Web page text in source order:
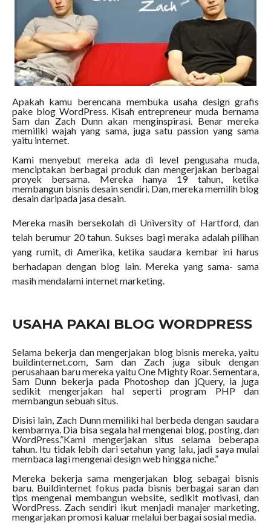
Apakah kamu berencana membuka usaha design grafis
pake blog WordPress. Kisah entrepreneur muda bernama
Sam dan Zach Dunn akan menginspirasi. Benar mereka
memiliki wajah yang sama, juga satu passion yang sama
yaitu internet.
Kami menyebut mereka ada di level pengusaha muda,
menciptakan berbagai produk dan mengerjakan berbagai
proyek bersama. Mereka hanya 19 tahun, ketika
membangun bisnis desain sendiri. Dan, mereka memilih blog
desain daripada jasa desain.
Mereka masih bersekolah di University of Hartford, dan
telah berumur 20 tahun. Sukses bagi meraka adalah pilihan
yang rumit, di Amerika, ketika saudara kembar ini harus
berhadapan dengan blog lain. Mereka yang sama- sama
masih mendalami internet marketing.
USAHA PAKAI BLOG WORDPRESS
Selama bekerja dan mengerjakan blog bisnis mereka, yaitu
buildinternet.com, Sam dan Zach juga sibuk dengan
perusahaan baru mereka yaitu One Mighty Roar. Sementara,
Sam Dunn bekerja pada Photoshop dan jQuery, ia juga
sedikit mengerjakan hal seperti program PHP dan
membangun sebuah situs.
Disisi lain, Zach Dunn memiliki hal berbeda dengan saudara
kembarnya. Dia bisa segala hal mengenai blog, posting, dan
WordPress.”Kami mengerjakan situs selama beberapa
tahun. Itu tidak lebih dari setahun yang lalu, jadi saya mulai
membaca lagi mengenai design web hingga niche.”
Mereka bekerja sama mengerjakan blog sebagai bisnis
baru. Buildinternet fokus pada bisnis berbagai saran dan
tips mengenai membangun website, sedikit motivasi, dan
WordPress. Zach sendiri ikut menjadi manajer marketing,
mengarjakan promosi kaluar melalui berbagai sosial media.